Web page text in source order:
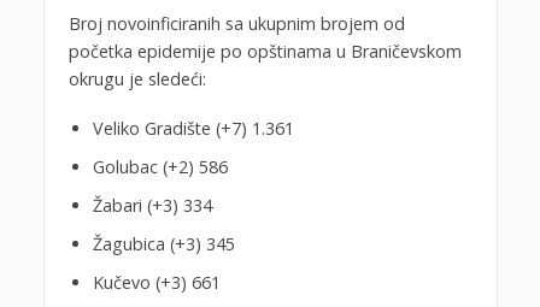
Broj novoinficiranih sa ukupnim brojem od
početka epidemije po opštinama u Braničevskom
okrugu je sledeći:
Veliko Gradište (+7) 1.361
Golubac (+2) 586
Žabari (+3) 334
Žagubica (+3) 345
Kučevo (+3) 661